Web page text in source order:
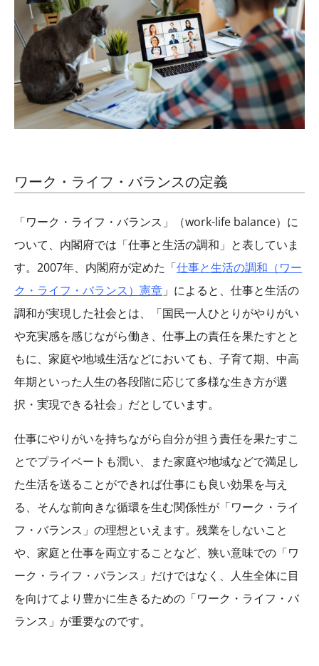
ワーク・ライフ・バランスの定義
「ワーク・ライフ・バランス」（work-life balance）に
ついて、内閣府では「仕事と生活の調和」と表していま
す。2007年、内閣府が定めた「仕事と生活の調和（ワー
ク・ライフ・バランス）憲章 」によると、仕事と生活の
調和が実現した社会とは、「国民一人ひとりがやりがい
や充実感を感じながら働き、仕事上の責任を果たすとと
もに、家庭や地域生活などにおいても、子育て期、中高
年期といった人生の各段階に応じて多様な生き方が選
択・実現できる社会」だとしています。
仕事にやりがいを持ちながら自分が担う責任を果たすこ
とでプライベートも潤い、また家庭や地域などで満足し
た生活を送ることができれば仕事にも良い効果を与え
る、そんな前向きな循環を生む関係性が「ワーク・ライ
フ・バランス」の理想といえます。残業をしないこと
や、家庭と仕事を両立することなど、狭い意味での「ワ
ーク・ライフ・バランス」だけではなく、人生全体に目
を向けてより豊かに生きるための「ワーク・ライフ・バ
ランス」が重要なのです。